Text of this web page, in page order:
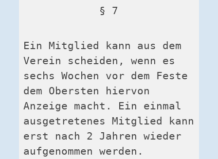
§ 7
Ein Mitglied kann aus dem
Verein scheiden, wenn es
sechs Wochen vor dem Feste
dem Obersten hiervon
Anzeige macht. Ein einmal
ausgetretenes Mitglied kann
erst nach 2 Jahren wieder
aufgenommen werden.